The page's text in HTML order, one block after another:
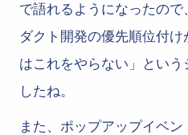
で語れるようになったの
ダクト開発の優先順位付
はこれをやらない」という
したね。
また、ポップアップイベ